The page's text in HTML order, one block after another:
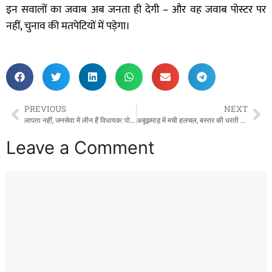
इन सवालों का जवाब अब जनता ही देगी – और वह जवाब पोस्टर पर
नहीं, चुनाव की मतपेटियों में पड़ेगा।
PREVIOUS
लापता नहीं, जनसेवा में लीन हैं विधायक: पोस्टरबाज़ी कर बौखलाए विपक्ष पर गरजे सिरपुर के उपसरपंच – यह निचले स्तर की राजनीति है”
NEXT
अबूझमाड़ में मची हलचल, बस्तर की धरती पर टूटा नक्सली आतंक का किला!”
Leave a Comment